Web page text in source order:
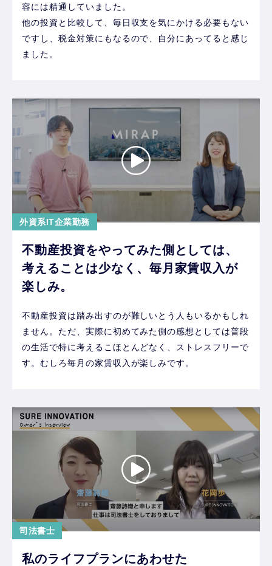
容には精通していました。
他の投資と比較して、毎日収支を気にかける必要もない
ですし、税金対策にもなるので、自分にあってると感じ
ました。
外資系IT企業勤務
不動産投資をやってみた側としては、
考えることは少なく、毎月家賃収入が
楽しみ。
不動産投資は踏み出すのが難しいとう人もいるかもしれ
ません。ただ、実際に初めてみた側の感想としては普段
の生活で特に考えるこほとんどなく、ストレスフリーで
す。むしろ毎月の家賃収入が楽しみです。
司法書士
私のライフプランにあわせた